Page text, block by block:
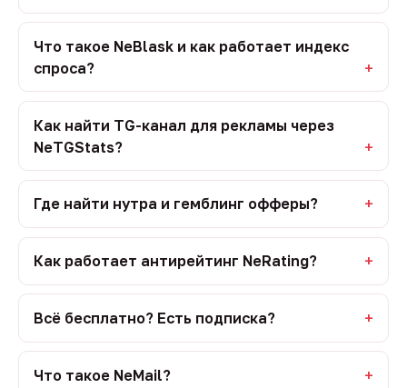
Что такое NeBlask и как работает индекс
спроса?
Как найти TG-канал для рекламы через
NeTGStats?
Где найти нутра и гемблинг офферы?
Как работает антирейтинг NeRating?
Всё бесплатно? Есть подписка?
Что такое NeMail?